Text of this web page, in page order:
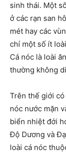
sinh thái. Một
ở các rạn san
mét hay các
chí một số ít
Cá nóc là loài
thường không
Trên thế giới
nóc nước mặn
biển nhiệt đới
Độ Dương và
loài cá nóc